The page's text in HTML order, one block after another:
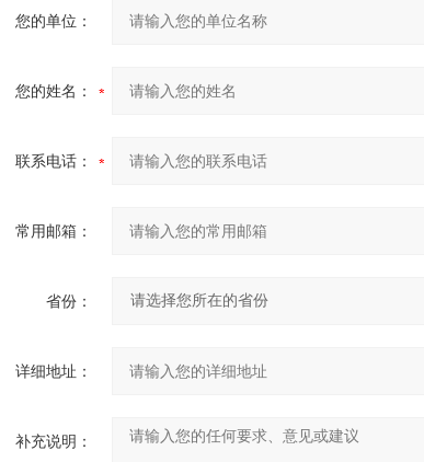
您的单位：
您的姓名：
联系电话：
常用邮箱：
省份：
详细地址：
补充说明：